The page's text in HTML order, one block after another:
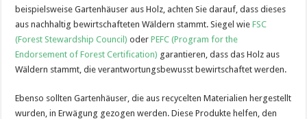
beispielsweise Gartenhäuser aus Holz, achten Sie darauf, dass dieses
aus nachhaltig bewirtschafteten Wäldern stammt. Siegel wieFSC
(Forest Stewardship Council) oderPEFC (Program for the
Endorsement of Forest Certification) garantieren, dass das Holz aus
Wäldern stammt, die verantwortungsbewusst bewirtschaftet werden.
Ebenso sollten Gartenhäuser, die aus recycelten Materialien hergestellt
wurden, in Erwägung gezogen werden. Diese Produkte helfen, den